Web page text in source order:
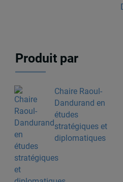
Produit par
Chaire Raoul-
Dandurand en
études
stratégiques et
diplomatiques